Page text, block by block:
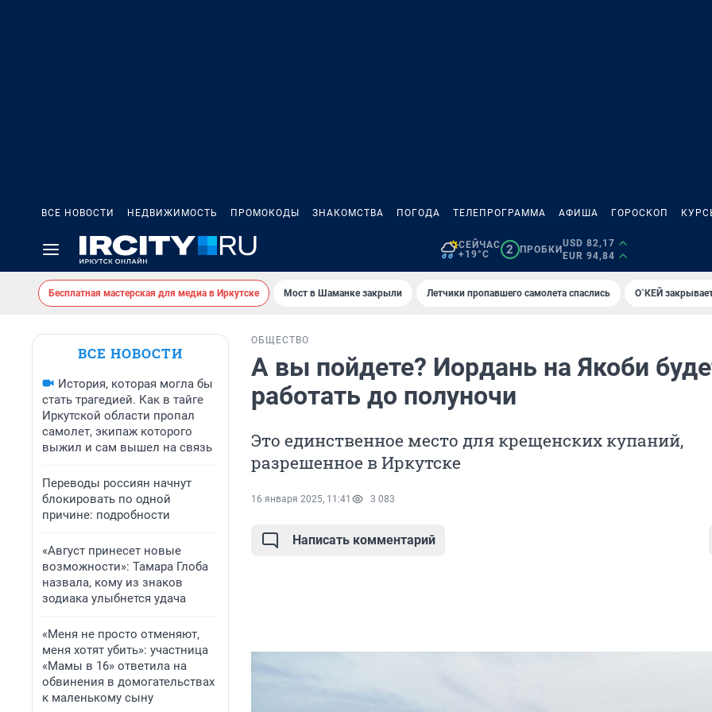
ВСЕ НОВОСТИ НЕДВИЖИМОСТЬ ПРОМОКОДЫ ЗНАКОМСТВА ПОГОДА ТЕЛЕПРОГРАММА АФИША ГОРОСКОП
СЕЙЧАС
+19°C
2 ПРОБКИ
USD 82,17
EUR 94,84
Бесплатная мастерская для медиа в Иркутске Мост в Шаманке закрыли Летчики пропавшего самолета спаслись О`КЕЙ
ВСЕ НОВОСТИ
История, которая могла бы
стать трагедией. Как в тайге
Иркутской области пропал
самолет, экипаж которого
выжил и сам вышел на связь
Переводы россиян начнут
блокировать по одной
причине: подробности
«Август принесет новые
возможности»: Тамара Глоба
назвала, кому из знаков
зодиака улыбнется удача
«Меня не просто отменяют,
меня хотят убить»: участница
«Мамы в 16» ответила на
обвинения в домогательствах
к маленькому сыну
ОБЩЕСТВО
А вы пойдете? Иордань на Якоби
работать до полуночи
Это единственное место для крещенских купаний,
разрешенное в Иркутске
16 января 2025, 11:41 3 083
Написать комментарий